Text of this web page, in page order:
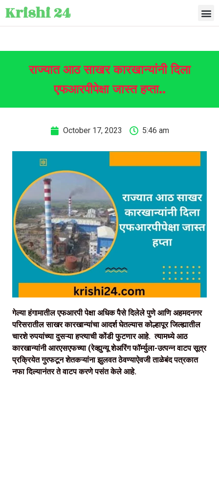
Krishi 24
राज्यात आठ साखर कारखान्यांनी दिला
एफआरपीपेक्षा जास्त हप्ता..
October 17, 2023 5:46 am
गेल्या हंगामातील एफआरपी पेक्षा अधिक पैसे दिलेले पुणे आणि अहमदनगर
परिसरातील साखर कारखान्यांचा आदर्श घेतल्यास कोल्हापूर जिल्ह्यातील
चारशे रुपयांच्या दुसऱ्या हप्त्याची कोंडी फुटणार आहे. त्यामध्ये आठ
कारखान्यांनी आरएसएफच्या (रेव्ह्युन्यू शेअरिंग फॉर्म्युला-उत्पन्न वाटप सूत्र
प्रक्रियेत गुरफटून शेतकऱ्यांना झुलवत ठेवण्याऐवजी ताळेबंद पत्रकात
नफा दिल्यानंतर ते वाटप करणे पसंत केले आहे.